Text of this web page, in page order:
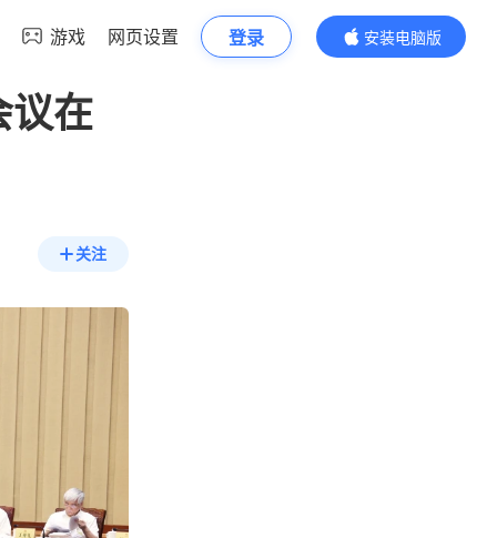
游戏 网页设置 登录
安装电脑版
内容更精彩
议在
关注